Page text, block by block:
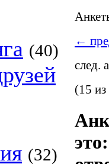
(40)
(32)
←
след.
(15